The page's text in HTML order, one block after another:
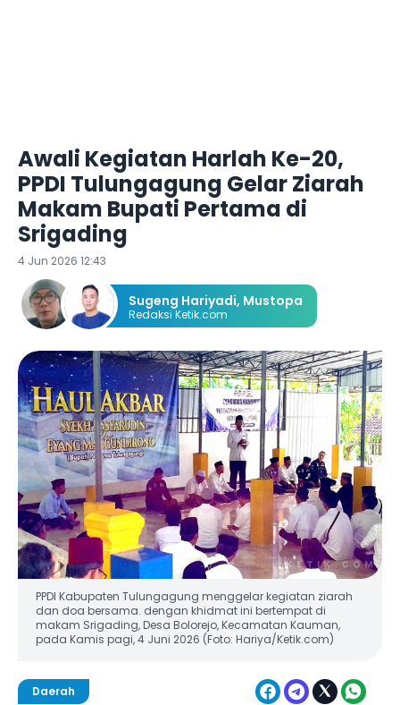
Awali Kegiatan Harlah Ke-20,
PPDI Tulungagung Gelar Ziarah
Makam Bupati Pertama di
Srigading
4 Jun 2026 12:43
Sugeng Hariyadi, Mustopa
Redaksi Ketik.com
PPDI Kabupaten Tulungagung menggelar kegiatan ziarah
dan doa bersama. dengan khidmat ini bertempat di
makam Srigading, Desa Bolorejo, Kecamatan Kauman,
pada Kamis pagi, 4 Juni 2026 (Foto: Hariya/Ketik.com)
Daerah